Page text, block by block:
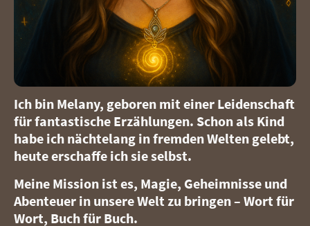
Ich bin Melany, geboren mit einer Leidenschaft
für fantastische Erzählungen. Schon als Kind
habe ich nächtelang in fremden Welten gelebt,
heute erschaffe ich sie selbst.
Meine Mission ist es, Magie, Geheimnisse und
Abenteuer in unsere Welt zu bringen – Wort für
Wort, Buch für Buch.